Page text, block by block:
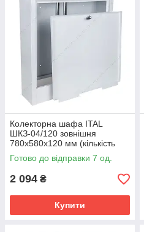
Колекторна шафа ITAL
ШКЗ-04/120 зовнішня
780x580x120 мм (кількість
контурів: 8-9)
Готово до відправки 7 од.
2 094 ₴
Купити